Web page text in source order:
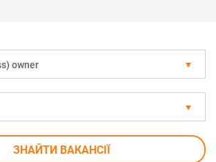
owner
ЗНАЙТИ ВАКАНСІЇ